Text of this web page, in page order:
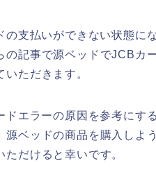
支払いができない状態に
の記事で源ベッドでJCBカ
ただきます。
エラーの原因を参考にす
ベッドの商品を購入しよ
だけると幸いです。